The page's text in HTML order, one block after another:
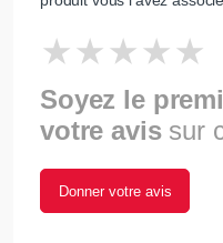
Soyez le
votre avis sur
Donner votre avis